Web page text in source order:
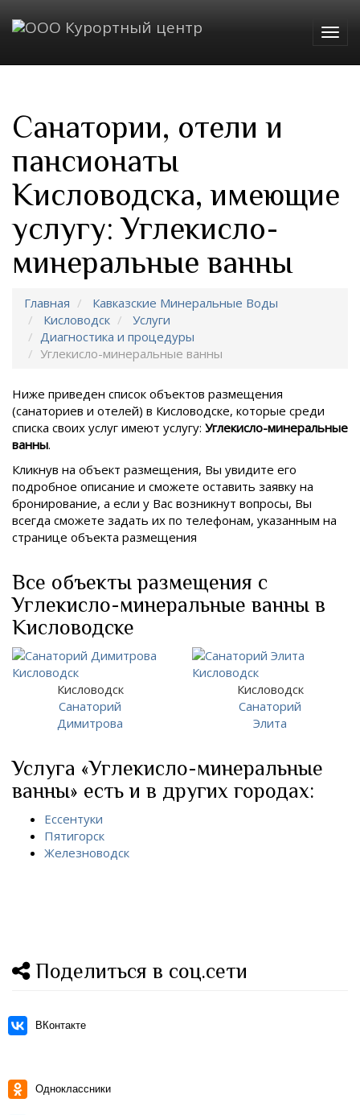
Санатории, отели и
пансионаты
Кисловодска, имеющие
услугу: Углекисло-
минеральные ванны
Главная
Кавказские Минеральные Воды
Кисловодск
Услуги
Диагностика и процедуры
Углекисло-минеральные ванны
Ниже приведен список объектов размещения
(санаториев и отелей) в Кисловодске, которые среди
списка своих услуг имеют услугу: Углекисло-минеральные
ванны.
Кликнув на объект размещения, Вы увидите его
подробное описание и сможете оставить заявку на
бронирование, а если у Вас возникнут вопросы, Вы
всегда сможете задать их по телефонам, указанным на
странице объекта размещения
Все объекты размещения с
Углекисло-минеральные ванны в
Кисловодске
Кисловодск
Санаторий
Димитрова
Кисловодск
Санаторий
Элита
Услуга «Углекисло-минеральные
ванны» есть и в других городах:
Ессентуки
Пятигорск
Железноводск
Поделиться в соц.сети
ВКонтакте
Одноклассники